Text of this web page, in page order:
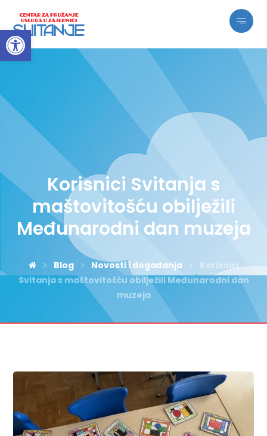
Open toolbar
Korisnici Svitanja s
maštovitošću obilježili
Međunarodni dan muzeja
Blog Novosti i događanja
Korisnici
Svitanja s maštovitošću obilježili Međunarodni dan
muzeja